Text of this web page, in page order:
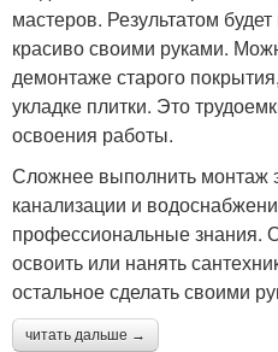
мастеров. Результатом
красиво своими руками.
демонтаже старого
укладке плитки. Это
освоения работы.
Сложнее выполнить монтаж
канализации и
профессиональные знания.
освоить или нанять
остальное сделать своими
читать дальше →